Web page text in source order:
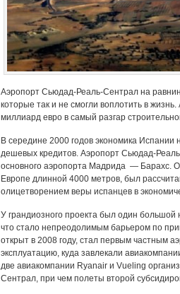
Аэропорт Сьюдад-Реаль-Сентрал на
которые так и не смогли воплотить в
миллиард евро в самый разгар
В середине 2000 годов экономика Испании
дешевых кредитов. Аэропорт Сьюдад-
основного аэропорта Мадрида — Барахс.
Европе длинной 4000 метров, был
олицетворением веры испанцев в
У грандиозного проекта был один большой
что стало непреодолимым барьером по
открыт в 2008 году, стал первым частным
эксплуатацию, куда завлекали
две авиакомпании Ryanair и Vueling
Сентрал, при чем полеты второй